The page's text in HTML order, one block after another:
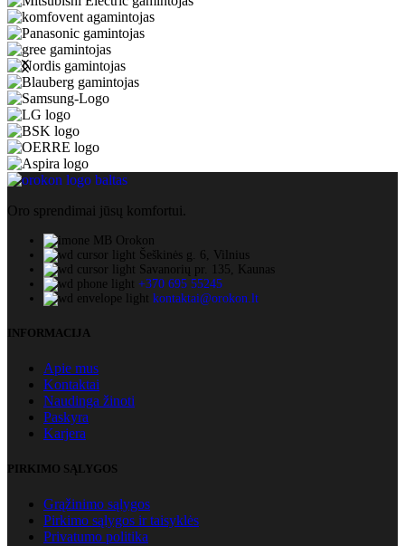
Oro sprendimai jūsų komfortui.
MB Orokon
Šeškinės g. 6, Vilnius
Savanorių pr. 135, Kaunas
+370 695 55245
kontaktai@orokon.lt
INFORMACIJA
Apie mus
Kontaktai
Naudinga žinoti
Paskyra
Karjera
PIRKIMO SĄLYGOS
Grąžinimo sąlygos
Pirkimo sąlygos ir taisyklės
Privatumo politika